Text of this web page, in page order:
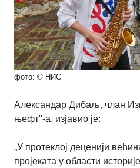
фото: © НИС
Александар Дибаљ, члан
њефт"-а, изјавио је:
„У протеклој деценији
пројеката у области